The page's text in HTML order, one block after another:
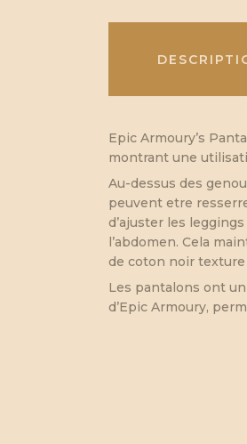
Epic Armoury’s
montrant une
Au-dessus des
peuvent etre
d’ajuster les
l’abdomen. Cela
de coton noir
Les pantalons ont
d’Epic Armoury,